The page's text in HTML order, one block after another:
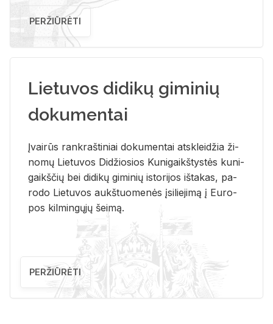
PERŽIŪRĖTI
Lietuvos didikų giminių
dokumentai
Įvai­rūs rank­raš­ti­niai do­ku­men­tai at­sklei­džia ži­
no­mų Lie­tu­vos Di­džio­sios Ku­ni­gaikš­tys­tės ku­ni­
gaikš­čių bei di­di­kų gi­mi­nių is­to­ri­jos iš­ta­kas, pa­
ro­do Lie­tu­vos aukš­tuo­me­nės įsi­lie­ji­mą į Eu­ro­
pos kil­min­gų­jų šei­mą.
PERŽIŪRĖTI